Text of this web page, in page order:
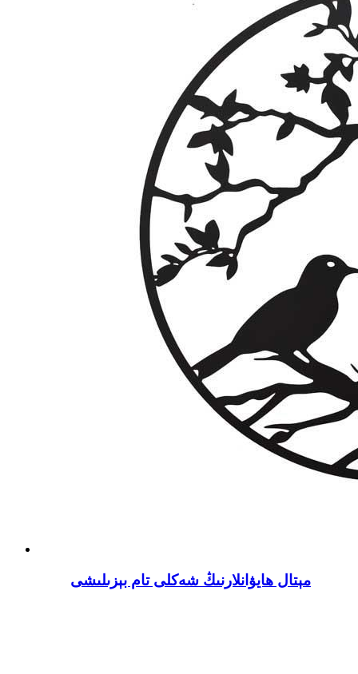
مېتال ھايۋانلارنىڭ شەكلى تام بېزىلىشى